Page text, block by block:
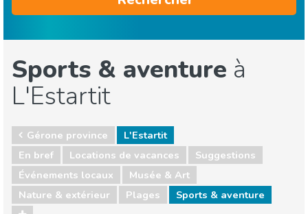
Sports & aventure à
L'Estartit
Gérone province
L'Estartit
En bref
Locations de vacances
Suggestions
Événements locaux
Musée & Art
Nature & extérieur
Plages Sports & aventure